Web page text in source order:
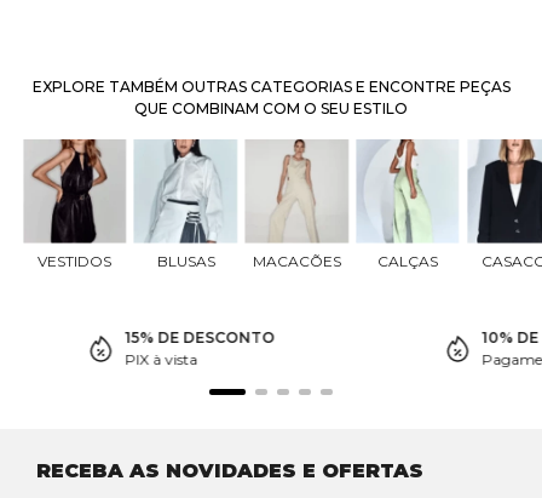
EXPLORE TAMBÉM OUTRAS CATEGORIAS E ENCONTRE PEÇAS
QUE COMBINAM COM O SEU ESTILO
VESTIDOS BLUSAS MACACÕES CALÇAS
15% DE DESCONTO
PIX à vista
10%
RECEBA AS NOVIDADES E OFERTAS